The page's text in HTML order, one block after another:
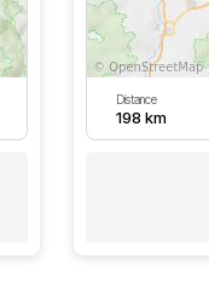
Distance
198 km